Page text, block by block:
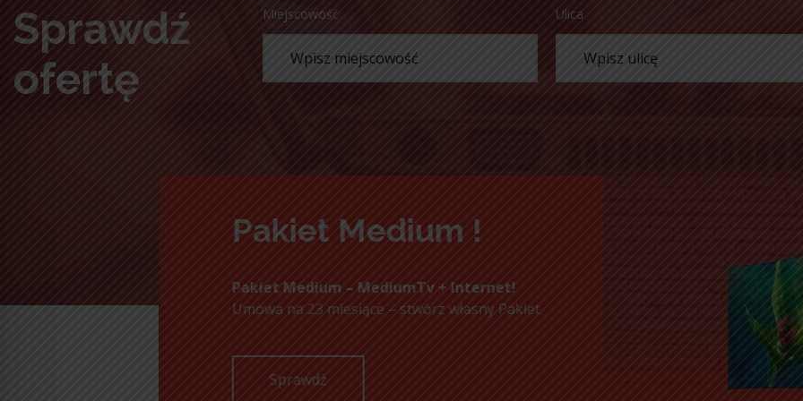
Sprawdź
ofertę
Miejscowość Ulica
Pakiet Medium !
Pakiet Medium – MediumTv + Internet!
Umowa na 23 miesiące – stwórz własny Pakiet
Sprawdź